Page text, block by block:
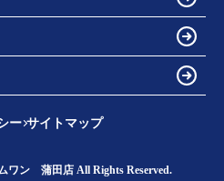
ー サイトマップ
ワン 蒲田店 All Rights Reserved.